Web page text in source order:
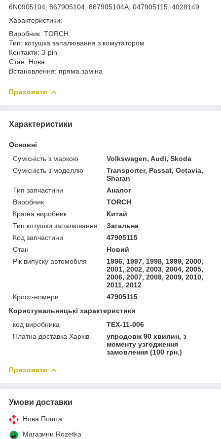
6N0905104, 867905104, 867905104A, 047905115, 4028149
Характеристики:
Виробник: TORCH
Тип: котушка запалювання з комутатором
Контакти: 3-pin
Стан: Нова
Встановлення: пряма заміна
Приховати
Характеристики
Основні
Сумісність з маркою
Volkswagen, Audi, Skoda
Сумісність з моделлю
Transporter, Passat, Octavia,
Sharan
Тип запчастини
Аналог
Виробник
TORCH
Країна виробник
Китай
Тип котушки запалювання
Загальна
Код запчастини
47905115
Стан
Новий
Рік випуску автомобіля
1996, 1997, 1998, 1999, 2000,
2001, 2002, 2003, 2004, 2005,
2006, 2007, 2008, 2009, 2010,
2011, 2012
Кросс-номери
47905115
Користувальницькі характеристики
код виробника
TEX-11-006
Платна доставка Харків
упродовж 90 хвилин, з
моменту узгодження
замовлення (100 грн.)
Приховати
Умови доставки
Нова Пошта
Магазини Rozetka